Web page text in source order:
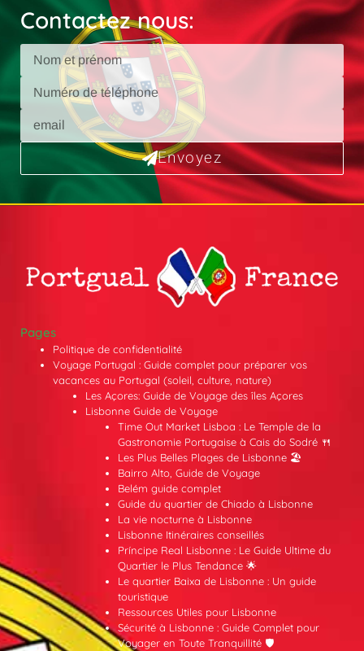
Contactez nous:
Envoyez
Pages
Politique de confidentialité
Voyage Portugal : Guide complet pour préparer vos
vacances au Portugal (soleil, culture, nature)
Les Açores: Guide de Voyage des îles Açores
Lisbonne Guide de Voyage
Time Out Market Lisboa : Le Temple de la
Gastronomie Portugaise à Cais do Sodré 🍴
Les Plus Belles Plages de Lisbonne 🏖️
Bairro Alto, Guide de Voyage
Belém guide complet
Guide du quartier de Chiado à Lisbonne
La vie nocturne à Lisbonne
Lisbonne Itinéraires conseillés
Príncipe Real Lisbonne : Le Guide Ultime du
Quartier le Plus Tendance 🌟
Le quartier Baixa de Lisbonne : Un guide
touristique
Ressources Utiles pour Lisbonne
Sécurité à Lisbonne : Guide Complet pour
Voyager en Toute Tranquillité 🛡️